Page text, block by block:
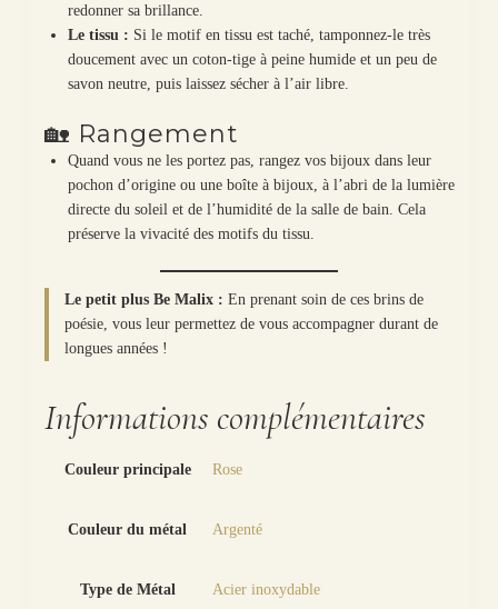
redonner sa brillance.
Le tissu : Si le motif en tissu est taché, tamponnez-le très
doucement avec un coton-tige à peine humide et un peu de
savon neutre, puis laissez sécher à l’air libre.
🏡 Rangement
Quand vous ne les portez pas, rangez vos bijoux dans leur
pochon d’origine ou une boîte à bijoux, à l’abri de la lumière
directe du soleil et de l’humidité de la salle de bain. Cela
préserve la vivacité des motifs du tissu.
Le petit plus Be Malix : En prenant soin de ces brins de
poésie, vous leur permettez de vous accompagner durant de
longues années !
Informations complémentaires
Couleur principale Rose
Couleur du métal Argenté
Type de Métal Acier inoxydable